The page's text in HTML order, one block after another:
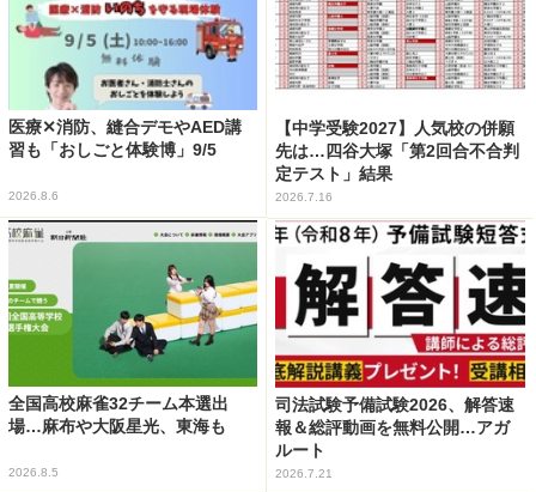
医療✕消防、縫合デモやAED講
習も「おしごと体験博」9/5
2026.8.6
【中学受験2027】人気校の併願
先は…四谷大塚「第2回合不合判
定テスト」結果
2026.7.16
全国高校麻雀32チーム本選出
場…麻布や大阪星光、東海も
2026.8.5
司法試験予備試験2026、解答速
報＆総評動画を無料公開…アガ
ルート
2026.7.21